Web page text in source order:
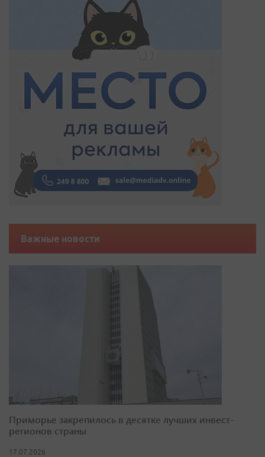
Важные новости
Приморье закрепилось в десятке лучших инвест-
регионов страны
17.07.2026